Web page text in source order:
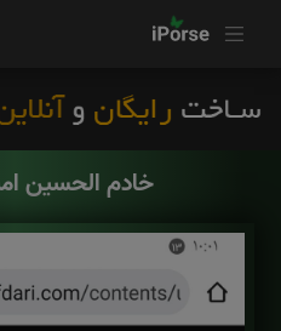
خادم الحسین